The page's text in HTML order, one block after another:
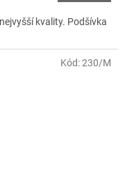
kvality. Podšívka
Kód:230/M